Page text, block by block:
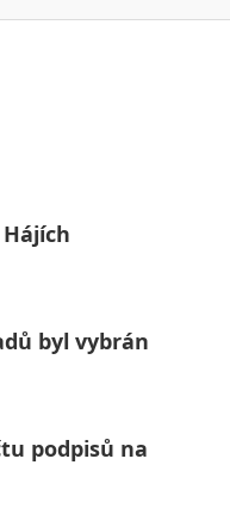
byl vybrán
podpisů na